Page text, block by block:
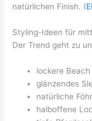
natürlichen Finish. (
Styling-Ideen für
Der Trend geht zu
lockere Beach
glänzendes
natürliche
halboffene